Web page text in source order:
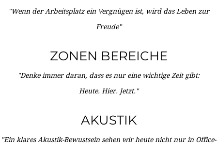
"Wenn der Arbeitsplatz ein Vergnügen ist, wird das Leben zur
Freude"
ZONEN BEREICHE
"Denke immer daran, dass es nur eine wichtige Zeit gibt:
Heute. Hier. Jetzt."
AKUSTIK
"Ein klares Akustik-Bewustsein sehen wir heute nicht nur in Office-